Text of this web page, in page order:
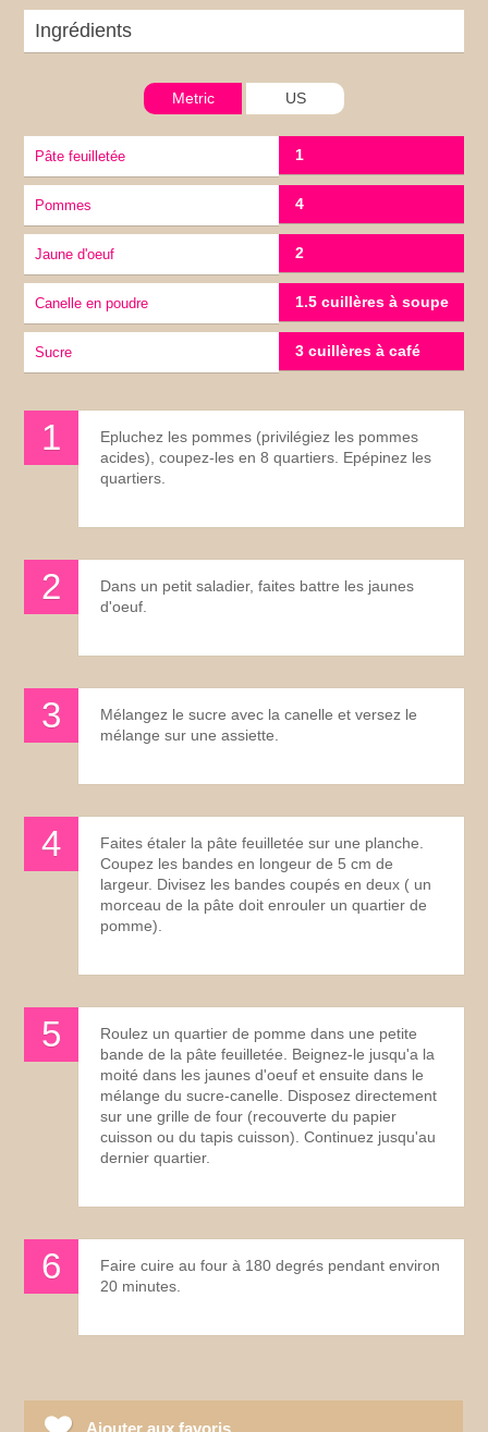
Ingrédients
Metric US
Pâte feuilletée 1
Pommes 4
jaune d'oeuf 2
Canelle en poudre 1.5 cuillères à soupe
Sucre 3 cuillères à café
Epluchez les pommes (privilégiez les pommes
acides), coupez-les en 8 quartiers. Epépinez les
quartiers.
Dans un petit saladier, faites battre les jaunes
d'oeuf.
Mélangez le sucre avec la canelle et versez le
mélange sur une assiette.
Faites étaler la pâte feuilletée sur une planche.
Coupez les bandes en longeur de 5 cm de
largeur. Divisez les bandes coupés en deux ( un
morceau de la pâte doit enrouler un quartier de
pomme).
Roulez un quartier de pomme dans une petite
bande de la pâte feuilletée. Beignez-le jusqu'a la
moité dans les jaunes d'oeuf et ensuite dans le
mélange du sucre-canelle. Disposez directement
sur une grille de four (recouverte du papier
cuisson ou du tapis cuisson). Continuez jusqu'au
dernier quartier.
Faire cuire au four à 180 degrés pendant environ
20 minutes.
Ajouter aux favoris